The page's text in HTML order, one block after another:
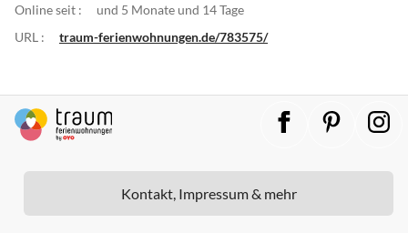
Online seit :
und 5 Monate und 14 Tage
URL :
traum-ferienwohnungen.de/783575/
Kontakt, Impressum & mehr